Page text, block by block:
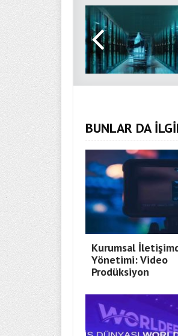
BUNLAR DA
Kurumsal
Yönetimi: Video
Prodüksiyon